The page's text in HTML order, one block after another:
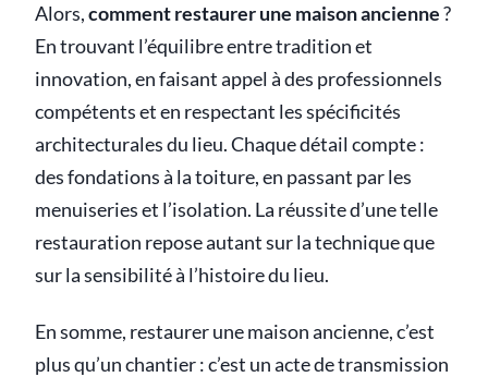
Alors,comment restaurer une maison ancienne?
En trouvant l’équilibre entre tradition et
innovation, en faisant appel à des professionnels
compétents et en respectant les spécificités
architecturales du lieu. Chaque détail compte :
des fondations à la toiture, en passant par les
menuiseries et l’isolation. La réussite d’une telle
restauration repose autant sur la technique que
sur la sensibilité à l’histoire du lieu.
En somme, restaurer une maison ancienne, c’est
plus qu’un chantier : c’est un acte de transmission